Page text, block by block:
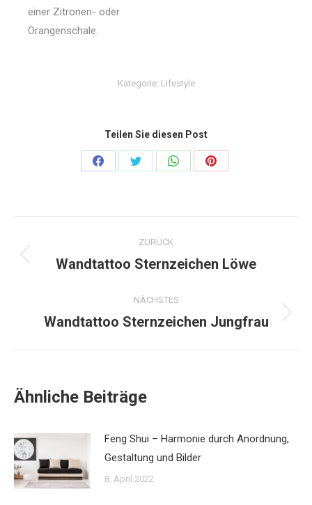
einer Zitronen- oder
Orangenschale.
Kategorie: Lifestyle
Teilen Sie diesen Post
Share
Share
Share
Share
Kommentarnavigation
ZURÜCK
Vorheriger
Wandtattoo Sternzeichen Löwe
NÄCHSTES
Nächster
Wandtattoo Sternzeichen Jungfrau
Ähnliche Beiträge
Feng Shui – Harmonie durch Anordnung,
Gestaltung und Bilder
8. April 2022